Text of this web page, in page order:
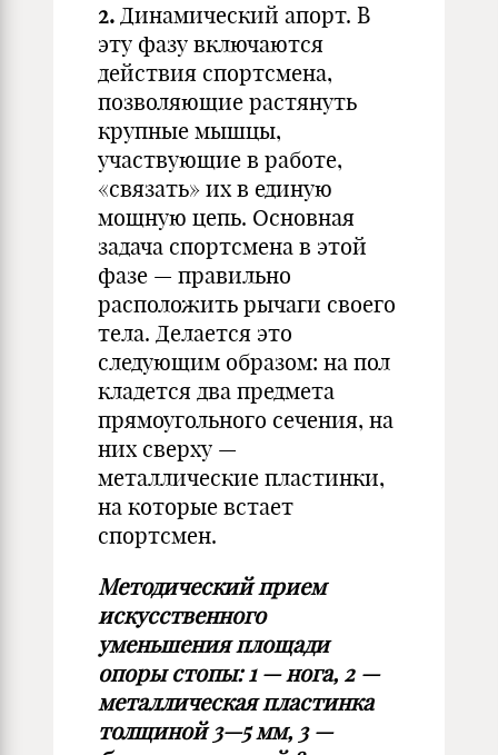
2. Динамический апорт. В
эту фазу включаются
действия спортсмена,
позволяющие растянуть
крупные мышцы,
участвующие в работе,
«связать» их в единую
мощную цепь. Основная
задача спортсмена в этой
фазе — правильно
расположить рычаги своего
тела. Делается это
следующим образом: на пол
кладется два предмета
прямоугольного сечения, на
них сверху —
металлические пластинки,
на которые встает
спортсмен.
Методический прием
искусственного
уменьшения площади
опоры стопы: 1 — нога, 2 —
металлическая пластинка
толщиной 3—5 мм, 3 —